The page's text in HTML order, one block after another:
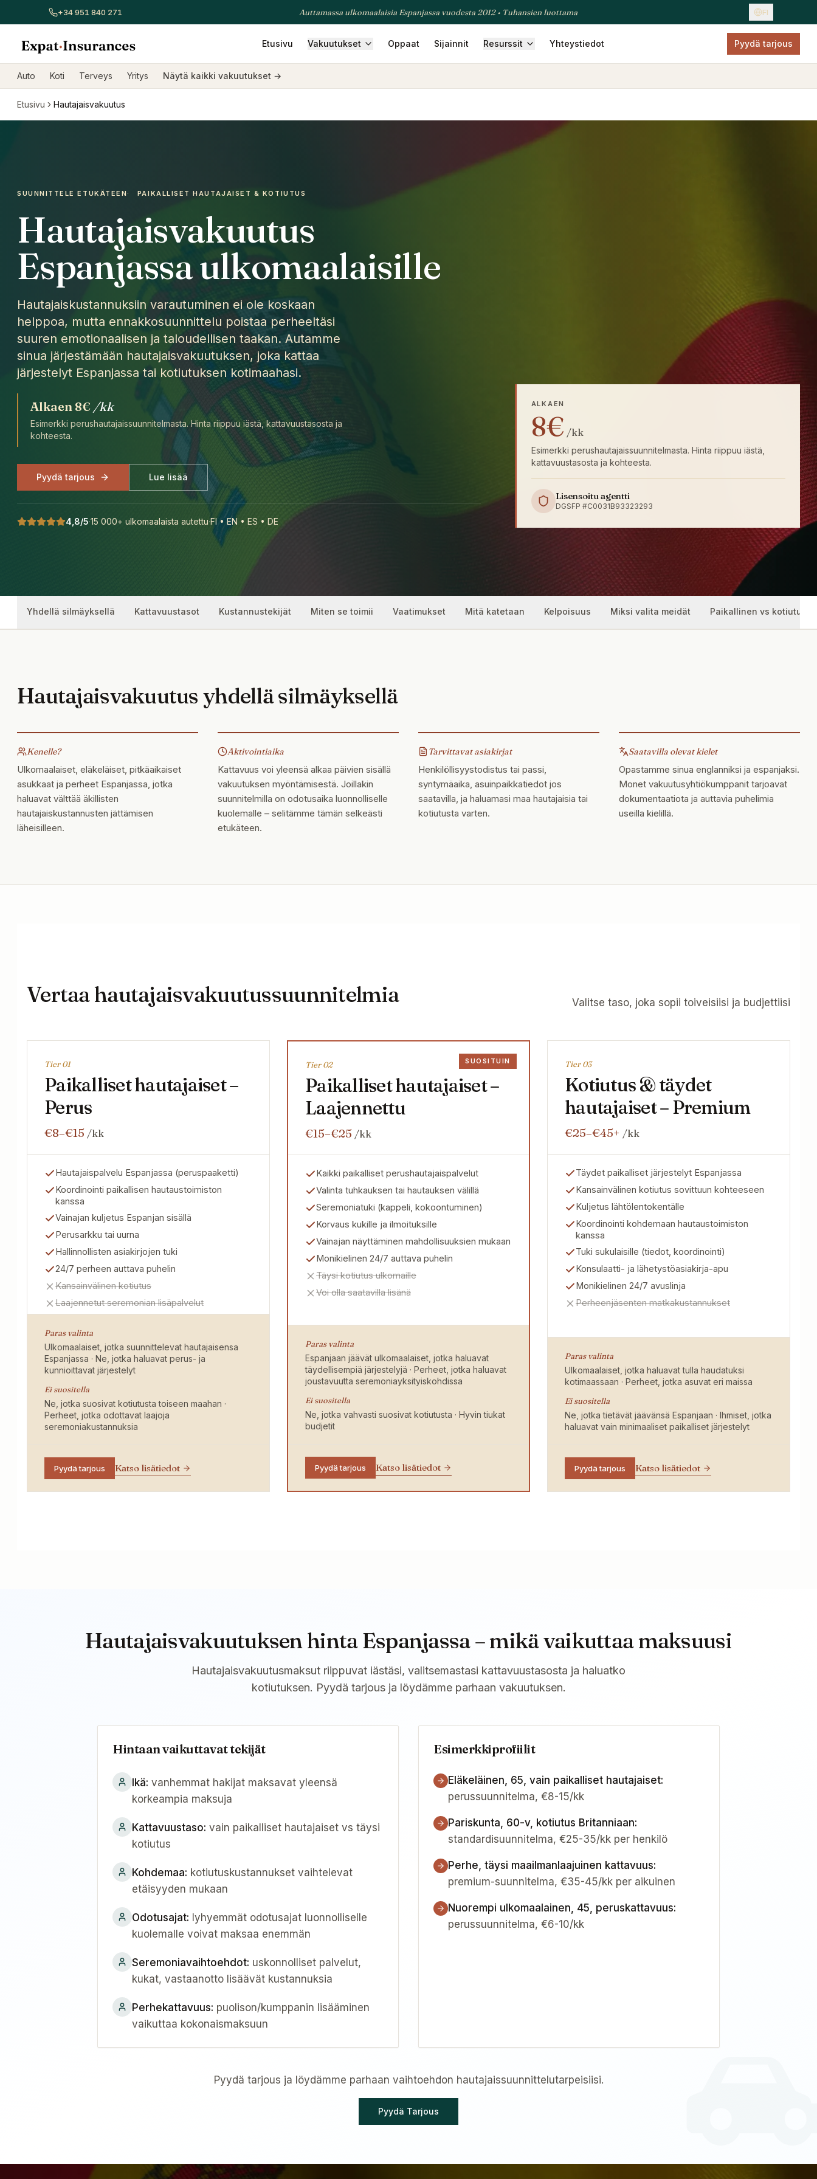
+34 951 840 271 Auttamassa ulkomaalaisia Espanjassa vuodesta 2012 • Tuhansien luottama FI
Etusivu Vakuutukset Oppaat Sijainnit Resurssit Yhteystiedot Pyydä tarjous
Näytä kaikki vakuutukset Autovakuutus KotivakuutusSairausvakuutus
Auto Koti Terveys Yritys Näytä kaikki vakuutukset →
Etusivu Hautajaisvakuutus
SUUNNITTELE ETUKÄTEEN· PAIKALLISET HAUTAJAISET & KOTIUTUS
Hautajaisvakuutus
Espanjassa ulkomaalaisille
Hautajaiskustannuksiin varautuminen ei ole koskaan
helppoa, mutta ennakkosuunnittelu poistaa perheeltäsi
suuren emotionaalisen ja taloudellisen taakan. Autamme
sinua järjestämään hautajaisvakuutuksen, joka kattaa
järjestelyt Espanjassa tai kotiutuksen kotimaahasi.
Alkaen 8€ /kk
Esimerkki perushautajaissuunnitelmasta. Hinta riippuu iästä, kattavuustasosta ja
kohteesta.
Pyydä tarjous Lue lisää
4,8/5·15 000+ ulkomaalaista autettu·FI • EN • ES • DE
ALKAEN
8€ /kk
Esimerkki perushautajaissuunnitelmasta. Hinta riippuu iästä,
kattavuustasosta ja kohteesta.
Lisensoitu agentti
DGSFP #C0031B93323293
Yhdellä silmäyksellä Kattavuustasot Kustannustekijät Miten se toimii Vaatimukset Mitä katetaan Kelpoisuus Miksi valita meidät Paikallinen vs kotiutus
Hautajaisvakuutus yhdellä silmäyksellä
Kenelle?
Ulkomaalaiset, eläkeläiset, pitkäaikaiset
asukkaat ja perheet Espanjassa, jotka
haluavat välttää äkillisten
hautajaiskustannusten jättämisen
läheisilleen.
Aktivointiaika
Kattavuus voi yleensä alkaa päivien sisällä
vakuutuksen myöntämisestä. Joillakin
suunnitelmilla on odotusaika luonnolliselle
kuolemalle – selitämme tämän selkeästi
etukäteen.
Tarvittavat asiakirjat
Henkilöllisyystodistus tai passi,
syntymäaika, asuinpaikkatiedot jos
saatavilla, ja haluamasi maa hautajaisia tai
kotiutusta varten.
Saatavilla olevat kielet
Opastamme sinua englanniksi ja espanjaksi.
Monet vakuutusyhtiökumppanit tarjoavat
dokumentaatiota ja auttavia puhelimia
useilla kielillä.
Vertaa hautajaisvakuutussuunnitelmia Valitse taso, joka sopii toiveisiisi ja budjettiisi
Tier 01
Paikalliset hautajaiset –
Perus
€8–€15 /kk
Hautajaispalvelu Espanjassa (peruspaaketti)
Koordinointi paikallisen hautaustoimiston
kanssa
Vainajan kuljetus Espanjan sisällä
Perusarkku tai uurna
Hallinnollisten asiakirjojen tuki
24/7 perheen auttava puhelin
Kansainvälinen kotiutus
Laajennetut seremonian lisäpalvelut
Paras valinta
Ulkomaalaiset, jotka suunnittelevat hautajaisensa
Espanjassa · Ne, jotka haluavat perus- ja
kunnioittavat järjestelyt
Ei suositella
Ne, jotka suosivat kotiutusta toiseen maahan ·
Perheet, jotka odottavat laajoja
seremoniakustannuksia
Pyydä tarjous Katso lisätiedot
SUOSITUIN
Tier 02
Paikalliset hautajaiset –
Laajennettu
€15–€25 /kk
Kaikki paikalliset perushautajaispalvelut
Valinta tuhkauksen tai hautauksen välillä
Seremoniatuki (kappeli, kokoontuminen)
Korvaus kukille ja ilmoituksille
Vainajan näyttäminen mahdollisuuksien mukaan
Monikielinen 24/7 auttava puhelin
Täysi kotiutus ulkomaille
Voi olla saatavilla lisänä
Paras valinta
Espanjaan jäävät ulkomaalaiset, jotka haluavat
täydellisempiä järjestelyjä · Perheet, jotka haluavat
joustavuutta seremoniayksityiskohdissa
Ei suositella
Ne, jotka vahvasti suosivat kotiutusta · Hyvin tiukat
budjetit
Pyydä tarjous Katso lisätiedot
Tier 03
Kotiutus & täydet
hautajaiset – Premium
€25–€45+ /kk
Täydet paikalliset järjestelyt Espanjassa
Kansainvälinen kotiutus sovittuun kohteeseen
Kuljetus lähtölentokentälle
Koordinointi kohdemaan hautaustoimiston
kanssa
Tuki sukulaisille (tiedot, koordinointi)
Konsulaatti- ja lähetystöasiakirja-apu
Monikielinen 24/7 avuslinja
Perheenjäsenten matkakustannukset
Paras valinta
Ulkomaalaiset, jotka haluavat tulla haudatuksi
kotimaassaan · Perheet, jotka asuvat eri maissa
Ei suositella
Ne, jotka tietävät jäävänsä Espanjaan · Ihmiset, jotka
haluavat vain minimaaliset paikalliset järjestelyt
Pyydä tarjous Katso lisätiedot
Hautajaisvakuutuksen hinta Espanjassa – mikä vaikuttaa maksuusi
Hautajaisvakuutusmaksut riippuvat iästäsi, valitsemastasi kattavuustasosta ja haluatko
kotiutuksen. Pyydä tarjous ja löydämme parhaan vakuutuksen.
Hintaan vaikuttavat tekijät
Ikä: vanhemmat hakijat maksavat yleensä
korkeampia maksuja
Kattavuustaso: vain paikalliset hautajaiset vs täysi
kotiutus
Kohdemaa: kotiutuskustannukset vaihtelevat
etäisyyden mukaan
Odotusajat: lyhyemmät odotusajat luonnolliselle
kuolemalle voivat maksaa enemmän
Seremoniavaihtoehdot: uskonnolliset palvelut,
kukat, vastaanotto lisäävät kustannuksia
Perhekattavuus: puolison/kumppanin lisääminen
vaikuttaa kokonaismaksuun
Esimerkkiprofiilit
Eläkeläinen, 65, vain paikalliset hautajaiset:
perussuunnitelma, €8-15/kk
Pariskunta, 60-v, kotiutus Britanniaan:
standardisuunnitelma, €25-35/kk per henkilö
Perhe, täysi maailmanlaajuinen kattavuus:
premium-suunnitelma, €35-45/kk per aikuinen
Nuorempi ulkomaalainen, 45, peruskattavuus:
perussuunnitelma, €6-10/kk
Pyydä tarjous ja löydämme parhaan vaihtoehdon hautajaissuunnittelutarpeisiisi.
Pyydä Tarjous